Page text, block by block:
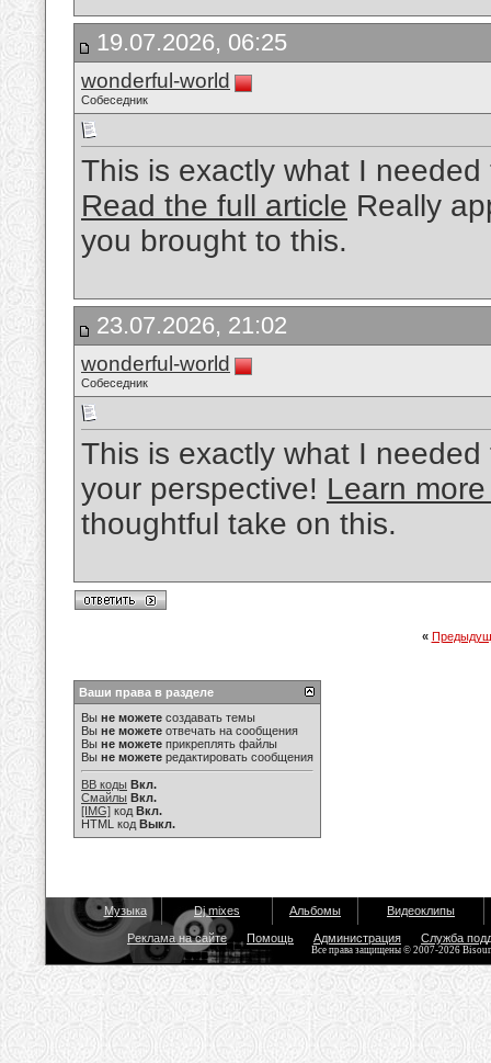
19.07.2026, 06:25
wonderful-world
Собеседник
This is exactly what I
Read the full article Really
you brought to this.
23.07.2026, 21:02
wonderful-world
Собеседник
This is exactly what I
your perspective! Learn
thoughtful take on this.
«
Ваши права в разделе
Вы не можете создавать темы
Вы не можете отвечать на сообщения
Вы не можете прикреплять файлы
Вы не можете редактировать сообщения
BB коды Вкл.
Смайлы Вкл.
[IMG] код Вкл.
HTML код Выкл.
Музыка Dj mixes Альбомы Видеоклипы
Реклама на сайте Помощь Администрация Служба
Все права защищены © 2007-2026